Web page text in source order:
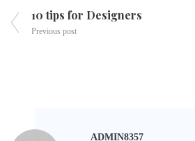
10 tips for Designers
Previous post
ADMIN8357